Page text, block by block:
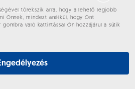
törekszik arra, hogy a lehető legjobb
Önnek, mindezt anélkül, hogy Önt
gombra való kattintással Ön hozzájárul a sütik
Környe